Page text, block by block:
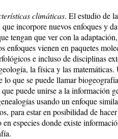
climáticas. El es­tu­dio de
incorpore nuevos enfoques y
tengan que ver con la
enfoques vienen en pa­que­tes
e incluso de disciplinas
la física y las
lo que se puede llamar
puede unirse a la información
usando un enfoque
para estar en po­si­bi­li­dad de
especies donde existe